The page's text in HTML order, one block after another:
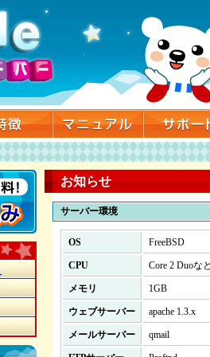
お知らせ
サーバー環境
OS FreeBSD
CPU Core 2 Duoな
メモリ 1GB
ウェブサーバー apache 1.3.x
メールサーバー qmail